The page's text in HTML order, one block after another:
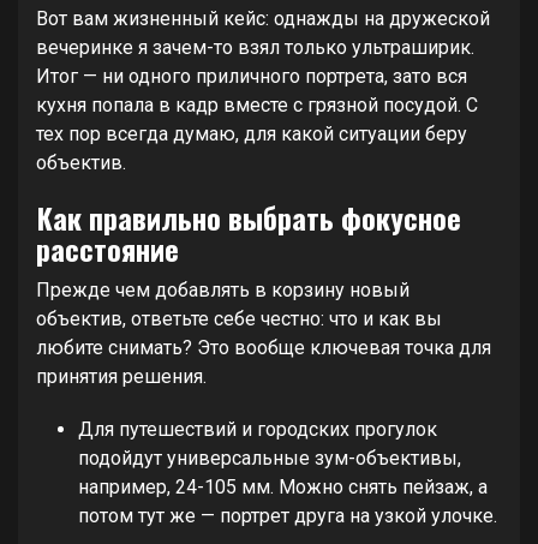
Вот вам жизненный кейс: однажды на дружеской
вечеринке я зачем-то взял только ультраширик.
Итог — ни одного приличного портрета, зато вся
кухня попала в кадр вместе с грязной посудой. С
тех пор всегда думаю, для какой ситуации беру
объектив.
Как правильно выбрать фокусное
расстояние
Прежде чем добавлять в корзину новый
объектив, ответьте себе честно: что и как вы
любите снимать? Это вообще ключевая точка для
принятия решения.
Для путешествий и городских прогулок
подойдут универсальные зум-объективы,
например, 24-105 мм. Можно снять пейзаж, а
потом тут же — портрет друга на узкой улочке.